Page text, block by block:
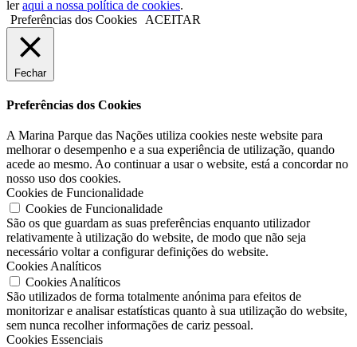
leraqui a nossa política de cookies.
Preferências dos Cookies
ACEITAR
Fechar
Preferências dos Cookies
A Marina Parque das Nações utiliza cookies neste website para
melhorar o desempenho e a sua experiência de utilização, quando
acede ao mesmo. Ao continuar a usar o website, está a concordar no
nosso uso dos cookies.
Cookies de Funcionalidade
Cookies de Funcionalidade
São os que guardam as suas preferências enquanto utilizador
relativamente à utilização do website, de modo que não seja
necessário voltar a configurar definições do website.
Cookies Analíticos
Cookies Analíticos
São utilizados de forma totalmente anónima para efeitos de
monitorizar e analisar estatísticas quanto à sua utilização do website,
sem nunca recolher informações de cariz pessoal.
Cookies Essenciais